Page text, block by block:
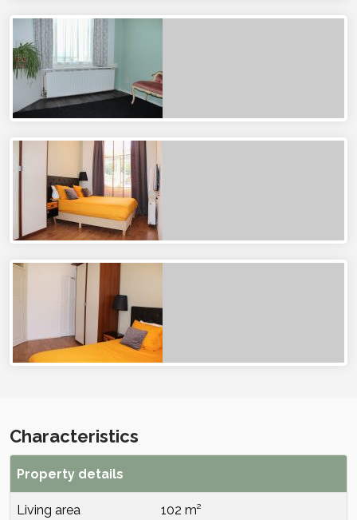
Characteristics
Property details
Living area 102 m²